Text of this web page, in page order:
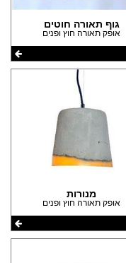
גוף תאורה חוטים
אופק תאורה חוץ ופנים
מנורות
אופק תאורה חוץ ופנים